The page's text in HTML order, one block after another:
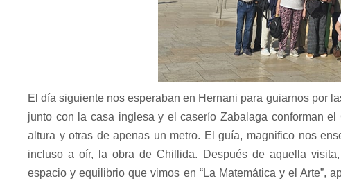
El día siguiente nos esperaban en Hernani para guiarnos por
junto con la casa inglesa y el caserío Zabalaga conforman
altura y otras de apenas un metro. El guía, magnifico nos
incluso a oír, la obra de Chillida. Después de aquella
espacio y equilibrio que vimos en “La Matemática y el Arte”,